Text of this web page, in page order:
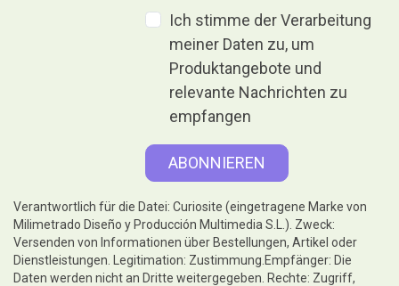
Ich stimme der Verarbeitung
meiner Daten zu, um
Produktangebote und
relevante Nachrichten zu
empfangen
Verantwortlich für die Datei: Curiosite (eingetragene Marke von
Milimetrado Diseño y Producción Multimedia S.L.). Zweck:
Versenden von Informationen über Bestellungen, Artikel oder
Dienstleistungen. Legitimation: Zustimmung.Empfänger: Die
Daten werden nicht an Dritte weitergegeben. Rechte: Zugriff,